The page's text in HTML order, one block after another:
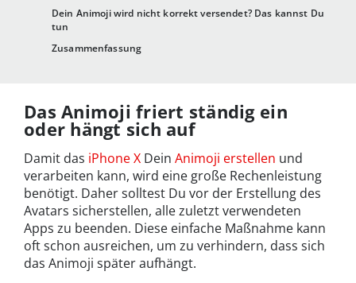
Dein Animoji wird nicht korrekt versendet? Das kannst Du
tun
Zusammenfassung
Das Animoji friert ständig ein
oder hängt sich auf
Damit das iPhone X Dein Animoji erstellen und
verarbeiten kann, wird eine große Rechenleistung
benötigt. Daher solltest Du vor der Erstellung des
Avatars sicherstellen, alle zuletzt verwendeten
Apps zu beenden. Diese einfache Maßnahme kann
oft schon ausreichen, um zu verhindern, dass sich
das Animoji später aufhängt.